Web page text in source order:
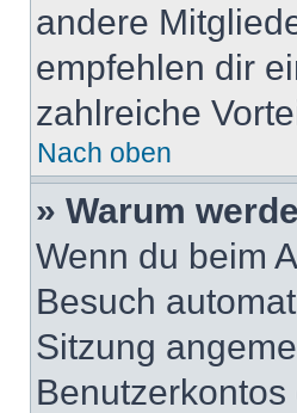
andere
empfehlen dir
zahlreiche
Nach oben
» Warum
Wenn du beim
Besuch
Sitzung